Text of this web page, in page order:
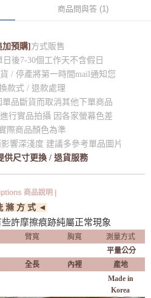
商品問與答 (1)
加預購] 方式販售
後7-30個工作天不含假日
/ 停產將第一時間mail通知您
款式 / 退款處理
品斷貨而取消其他下單商品
行實品拍攝 因各家螢幕色差
際商品顏色為準
響深淺度 建議多參考單品圖片
供尺寸更換 / 退貨服務
商品說明 |
滌 方 式 ◄
許摩擦痕跡純屬正常現象
臂寬 胸寬
測量方式
平量公分
全長 內裡
產地
Made in
Korea